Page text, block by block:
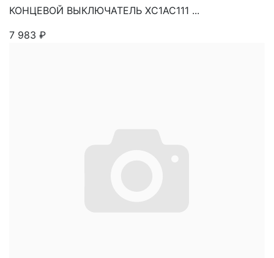
КОНЦЕВОЙ ВЫКЛЮЧАТЕЛЬ XC1AC111 ...
7 983 ₽